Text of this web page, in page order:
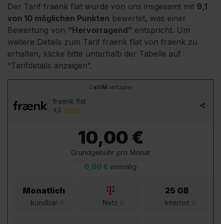
Der Tarif fraenk flat wurde von uns insgesamt mit 9,1
von 10 möglichen Punkten bewertet, was einer
Bewertung von “Hervorragend” entspricht. Um
weitere Details zum Tarif fraenk flat von fraenk zu
erhalten, klicke bitte unterhalb der Tabelle auf
“Tarifdetails anzeigen”.
eSIMverfügbar
fraenk flat
4,5
10,00 €
Grundgebühr pro Monat
0,00 € einmalig
Monatlich
kündbar Netz
25 GB
Internet